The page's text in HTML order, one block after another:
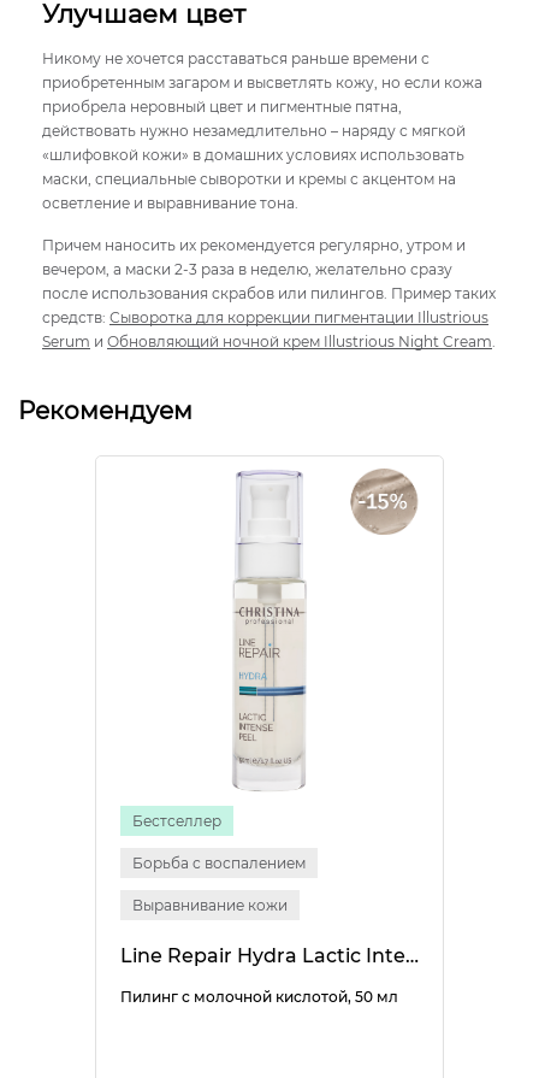
Улучшаем цвет
Никому не хочется расставаться раньше времени с
приобретенным загаром и высветлять кожу, но если кожа
приобрела неровный цвет и пигментные пятна,
действовать нужно незамедлительно – наряду с мягкой
«шлифовкой кожи» в домашних условиях использовать
маски, специальные сыворотки и кремы с акцентом на
осветление и выравнивание тона.
Причем наносить их рекомендуется регулярно, утром и
вечером, а маски 2-3 раза в неделю, желательно сразу
после использования скрабов или пилингов. Пример таких
средств: Сыворотка для коррекции пигментации Illustrious
Serum и Обновляющий ночной крем Illustrious Night Cream
Рекомендуем
Бестселлер
Борьба с воспалением
Выравнивание кожи
Line Repair Hydra Lactic Intense Peel
Пилинг с молочной кислотой, 50 мл